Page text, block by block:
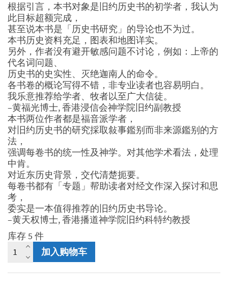
根据引言，本书对象是旧约历史书的初学者，我认为
此目标超额完成，
甚至说本书是「历史书研究」的导论也不为过。
本书历史资料充足，图表和地图详实。
另外，作者没有避开敏感问题不讨论，例如：上帝的
代名词问题、
历史书的史实性、灭绝迦南人的命令。
各书卷的概论写得不错，非专业读者也容易明白。
我乐意推荐给学者、牧者以至广大信徒。
–黄福光博士, 香港浸信会神学院旧约副教授
本书两位作者都是福音派学者，
对旧约历史书的研究採取敍事鑑别而非来源鑑别的方
法，
强调每卷书的统一性及神学。对其他学术看法，处理
中肯。
对近东历史背景，交代清楚扼要。
每卷书都有「专题」帮助读者对经文作深入探讨和思
考，
委实是一本值得推荐的旧约历史书导论。
–黄天权博士, 香港播道神学院旧约科特约教授
库存 5 件
圣
经
加入购物车